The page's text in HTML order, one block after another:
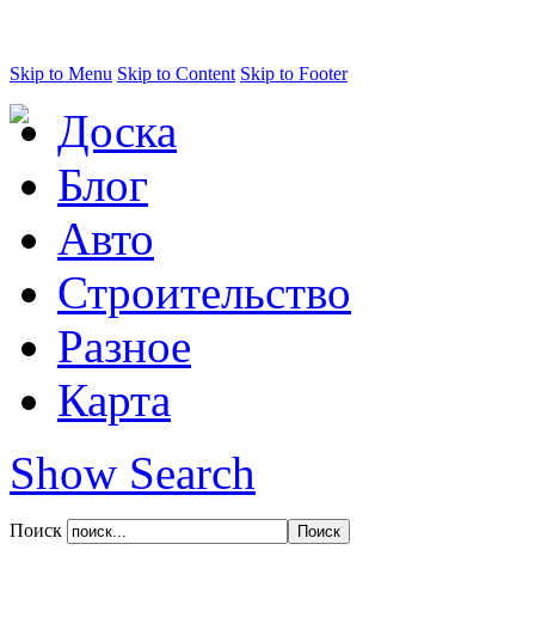
Skip to Menu Skip to Content Skip to Footer
Доска
Блог
Авто
Строительство
Разное
Карта
Show Search
Поиск